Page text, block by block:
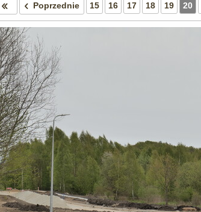
Poprzednie 15 16 17 18 19 20